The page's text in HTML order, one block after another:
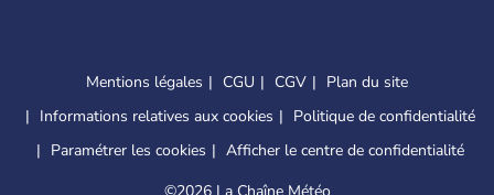
Mentions légales CGU CGV
Plan du site
Informations relatives aux cookies
Politique de confidentialité
Paramétrer les cookies
Afficher le centre de confidentialité